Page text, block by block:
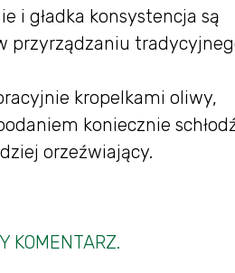
i gładka konsystencja są
przyrządzaniu
kropelkami oliwy,
koniecznie
orzeźwiający.
KOMENTARZ.